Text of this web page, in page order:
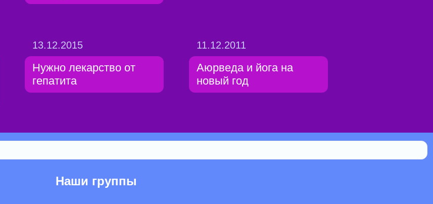
13.12.2015
Нужно лекарство от
гепатита
11.12.2011
Аюрведа и йога на
новый год
Наши группы